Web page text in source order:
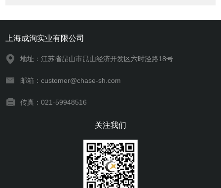
上海成洵实业有限公司
地址：江苏省昆山市昆山经济开发区六时泾路18号
邮箱：customer@chase-sh.com
传真：021-59948516
关注我们